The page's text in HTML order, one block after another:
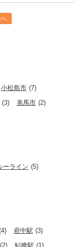
小松島市 (7)
(3) 美馬市 (2)
ーライン (5)
府中駅 (3)
(2) 鮎喰駅 (1)